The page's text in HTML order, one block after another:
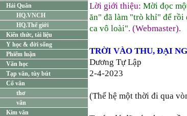
Hải Quân
HQ.VNCH
HQ.Thế giới
Kiến thức, tài liệu
Y học & đời sống
Phiếm luận
Văn học
Tạp văn, tùy bút
Cổ văn
thơ
văn
Kim văn
Lời giới thiệu: Mời đọc
ăn" đã làm "trò khỉ" để rồi
ca vô loài". (Webmaster).
TRỜI VÀO THU, ĐẠI
Dương Tự Lập
2-4-2023
(Thế hệ một thời đi qua